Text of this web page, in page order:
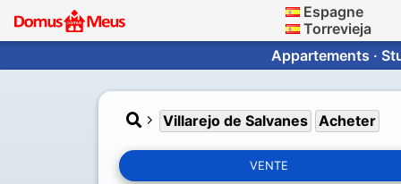
Espagne
Torrevieja
Appartements ·
Villarejo de Salvanes Acheter
VENTE